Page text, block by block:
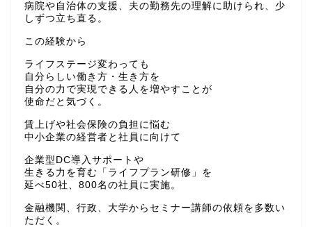
病院や自治体の支援、夫の勤務先の理解に助けられ、少
しずつ立ち直る。
この経験から
ライフステージ変わっても
自分らしい働き方・生き方を
自分の力で実現できる人を増やすことが
使命だと気づく。
賃上げや社会保険の負担に悩む
中小企業の経営者と社員に向けて
企業型DC導入サポートや
生きる力を育む「ライフプラン研修」を
延べ50社、800名の社員に実施。
金融機関、行政、大学からセミナー講師の依頼を多数い
ただく。